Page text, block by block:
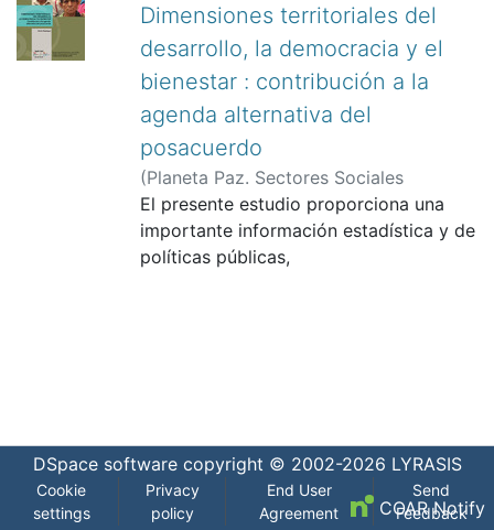
Dimensiones territoriales del
desarrollo, la democracia y el
bienestar : contribución a la
agenda alternativa del
posacuerdo
(Planeta Paz. Sectores Sociales
Populares para la Paz de Colombia,
2016-12)Restrepo Botero, Darío
Indalecio, 1958-;Planeta Paz. Sectores
El presente estudio proporciona una
importante información estadística y de
políticas públicas,
nos inspira avanzar hacia la equidad
política entre los territorios de la
nación, como condición
incluso para lograr la equidad política
DSpace softwarecopyright © 2002-2026 LYRASIS
Cookie
settings
Privacy
policy
End User
Agreement
Send
Feedback
COAR Notify